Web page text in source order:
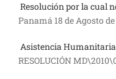
Resolución por la cual
Panamá 18 de Agosto de
Asistencia
RESOLUCIÓN